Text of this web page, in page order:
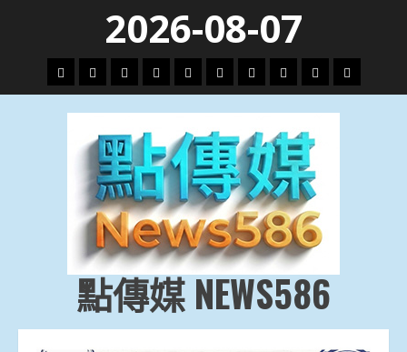
content
2026-08-07
頭
條
財
經
地
方.
會
文
教.
技
專
題
娛
樂
劇
政
治
國
際
運
動
生
活
點傳媒 NEWS586